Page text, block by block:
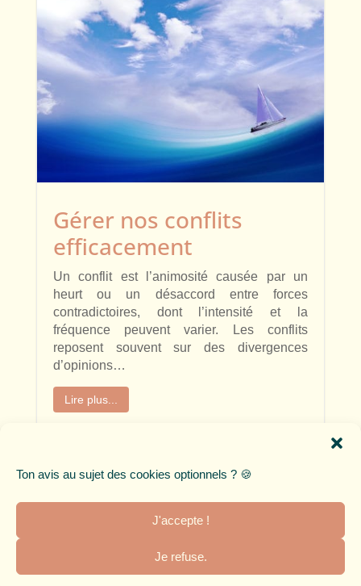
Ton avis au sujet des cookies optionnels ? 🍪
J'accepte !
Je refuse.
Gérer nos conflits
efficacement
Un conflit est l’animosité causée par un
heurt ou un désaccord entre forces
contradictoires, dont l’intensité et la
fréquence peuvent varier. Les conflits
reposent souvent sur des divergences
d’opinions…
Lire plus...